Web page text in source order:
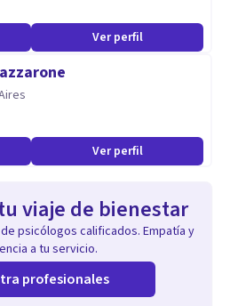
Ver perfil
Ver perfil
viaje de bienestar
psicólogos calificados. Empatía y
a tu servicio.
profesionales